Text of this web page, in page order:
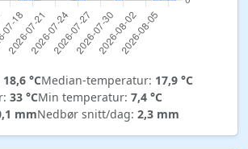
18,6 °CMedian-temperatur: 17,9 °C
33 °CMin temperatur: 7,4 °C
mmNedbør snitt/dag: 2,3 mm